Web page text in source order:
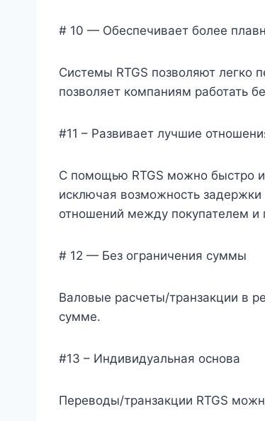
# 10 — Обеспечивает более
Системы RTGS позволяют легко
позволяет компаниям работать
#11 – Развивает лучшие
С помощью RTGS можно быстро и
исключая возможность задержки
отношений между покупателем и
# 12 — Без ограничения суммы
Валовые расчеты/транзакции в
сумме.
#13 – Индивидуальная основа
Переводы/транзакции RTGS